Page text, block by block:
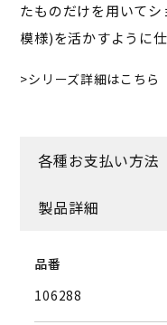
たものだけを用いて
模様)を活かすように
シリーズ詳細はこちら
各種お支払い方法
製品詳細
品番
106288